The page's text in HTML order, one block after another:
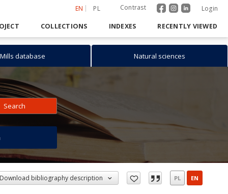
EN PL Contrast Login
COLLECTIONS INDEXES RECENTLY VIEWED
Mills database Natural sciences
Search
Download bibliography description PL EN